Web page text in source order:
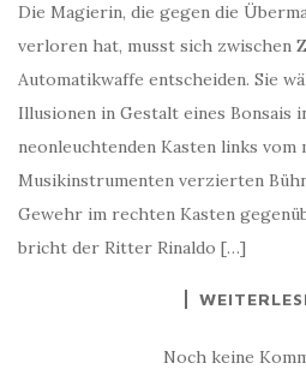
Die Magierin, die gegen die
verloren hat, musst sich zwischen
Automatikwaffe entscheiden. Sie
Illusionen in Gestalt eines Bonsais
neonleuchtenden Kasten links
Musikinstrumenten verzierten
Gewehr im rechten Kasten
bricht der Ritter Rinaldo […]
Noch keine